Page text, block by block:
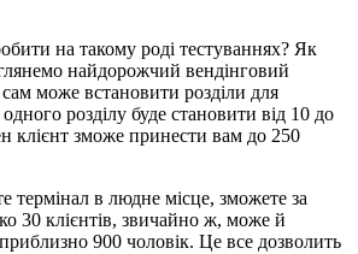
на такому роді тестуваннях? Як
найдорожчий вендінговий
сам може встановити розділи для
розділу буде становити від 10 до
клієнт зможе принести вам до 250
термінал в людне місце, зможете за
30 клієнтів, звичайно ж, може й
900 чоловік. Це все дозволить